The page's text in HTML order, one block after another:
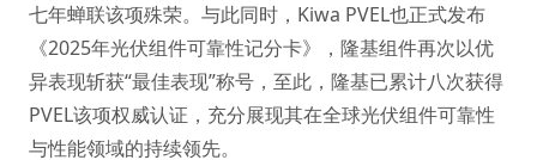
七年蝉联该项殊荣。与此同时，Kiwa PVEL也正式发布
《2025年光伏组件可靠性记分卡》，隆基组件再次以优
异表现斩获“最佳表现”称号，至此，隆基已累计八次获得
PVEL该项权威认证，充分展现其在全球光伏组件可靠性
与性能领域的持续领先。